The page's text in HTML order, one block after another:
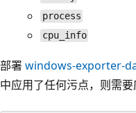
process
cpu_info
部署windows-exporter-
中应用了任何污点，则需要